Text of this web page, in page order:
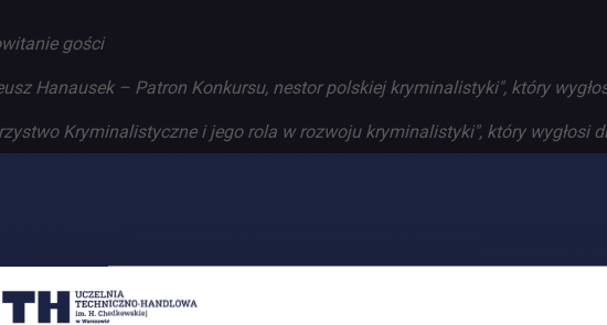
gości
Hanausek – Patron Konkursu, nestor polskiej kryminalistyki", który
Kryminalistyczne i jego rola w rozwoju kryminalistyki", który wygłosi
który wygłosi dr hab. prof. ALK Monika Całkiewicz, radca prawny,
Akademii Leona Koźmińskiego w Warszawie, członek Rady Naukowej